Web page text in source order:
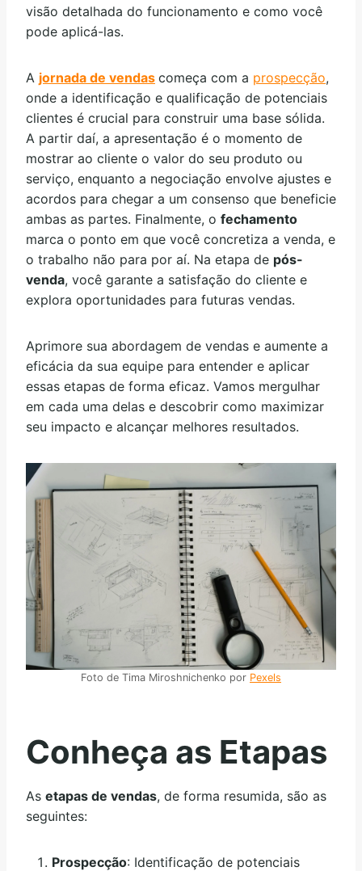
visão detalhada do funcionamento e como você
pode aplicá-las.
A jornada de vendas começa com a prospecção,
onde a identificação e qualificação de potenciais
clientes é crucial para construir uma base sólida.
A partir daí, a apresentação é o momento de
mostrar ao cliente o valor do seu produto ou
serviço, enquanto a negociação envolve ajustes e
acordos para chegar a um consenso que beneficie
ambas as partes. Finalmente, o fechamento
marca o ponto em que você concretiza a venda, e
o trabalho não para por aí. Na etapa de pós-
venda, você garante a satisfação do cliente e
explora oportunidades para futuras vendas.
Aprimore sua abordagem de vendas e aumente a
eficácia da sua equipe para entender e aplicar
essas etapas de forma eficaz. Vamos mergulhar
em cada uma delas e descobrir como maximizar
seu impacto e alcançar melhores resultados.
Foto de Tima Miroshnichenko por Pexels
Conheça as Etapas
As etapas de vendas, de forma resumida, são as
seguintes:
Prospecção: Identificação de potenciais